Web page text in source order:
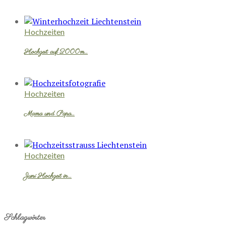
Hochzeiten
Hochzeit auf 2000m…
Hochzeiten
Mama und Papa…
Hochzeiten
Juni Hochzeit in…
Schlagwörter